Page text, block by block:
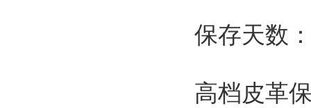
保存天数
高档皮革